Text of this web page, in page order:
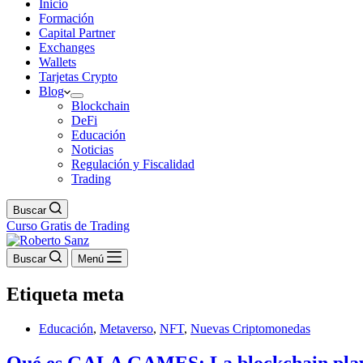
Inicio
Formación
Capital Partner
Exchanges
Wallets
Tarjetas Crypto
Blog
Blockchain
DeFi
Educación
Noticias
Regulación y Fiscalidad
Trading
Buscar
Curso Gratis de Trading
Buscar Menú
Etiqueta meta
Educación, Metaverso, NFT, Nuevas Criptomonedas